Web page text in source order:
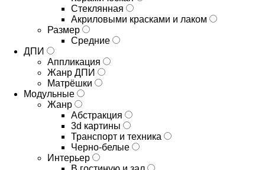
Стеклянная
Акриловыми красками и лаком
Размер
Средние
ДПИ
Аппликация
Жанр ДПИ
Матрёшки
Модульные
Жанр
Абстракция
3d картины
Транспорт и техника
Черно-белые
Интерьер